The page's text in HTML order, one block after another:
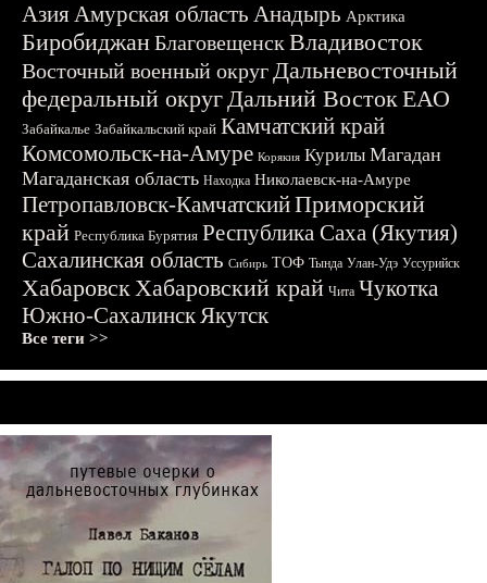
АзияАмурская область Анадырь Арктика
БиробиджанБлаговещенскВладивосток
Восточный военный округДальневосточный
федеральный округДальний ВостокЕАО
Забайкалье Забайкальский край Камчатский край
Комсомольск-на-Амуре Корякия Курилы Магадан
Магаданская область Находка Николаевск-на-Амуре
Петропавловск-КамчатскийПриморский
край Республика Бурятия Республика Саха (Якутия)
Сахалинская область Сибирь ТОФ Тында Улан-Удэ Уссурийск
ХабаровскХабаровский край Чита Чукотка
Южно-СахалинскЯкутск
Все теги >>